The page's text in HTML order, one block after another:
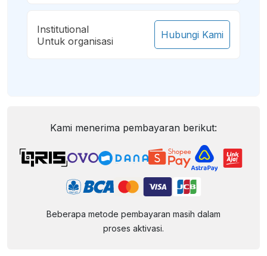
Institutional
Untuk organisasi
Hubungi Kami
Kami menerima pembayaran berikut:
Beberapa metode pembayaran masih dalam
proses aktivasi.